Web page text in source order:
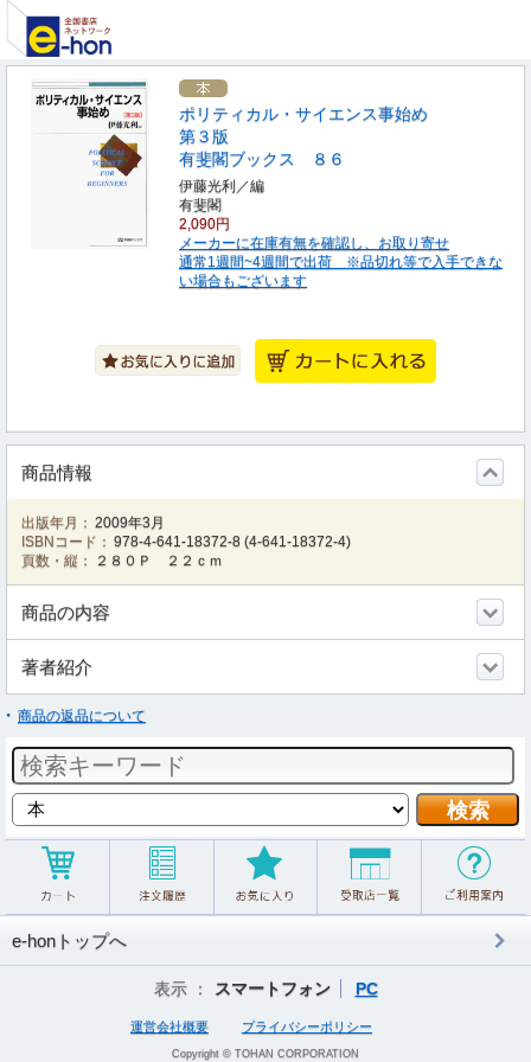
ポリティカル・サイエンス事始め
第３版
有斐閣ブックス ８６
伊藤光利／編
有斐閣
2,090円
メーカーに在庫有無を確認し、お取り寄せ
通常1週間~4週間で出荷 ※品切れ等で入手できな
い場合もございます
商品情報
出版年月： 2009年3月
ISBNコード： 978-4-641-18372-8 (4-641-18372-4)
頁数・縦：
２８０Ｐ ２２ｃｍ
商品の内容
著者紹介
商品の返品について
e-honトップへ
表示 ： スマートフォン PC
運営会社概要 プライバシーポリシー
Copyright © TOHAN CORPORATION